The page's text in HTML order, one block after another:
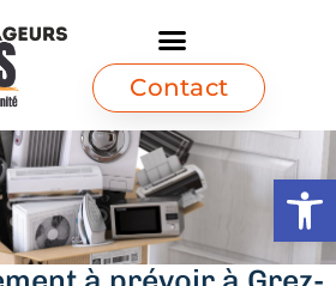
Ouvrir
Contact